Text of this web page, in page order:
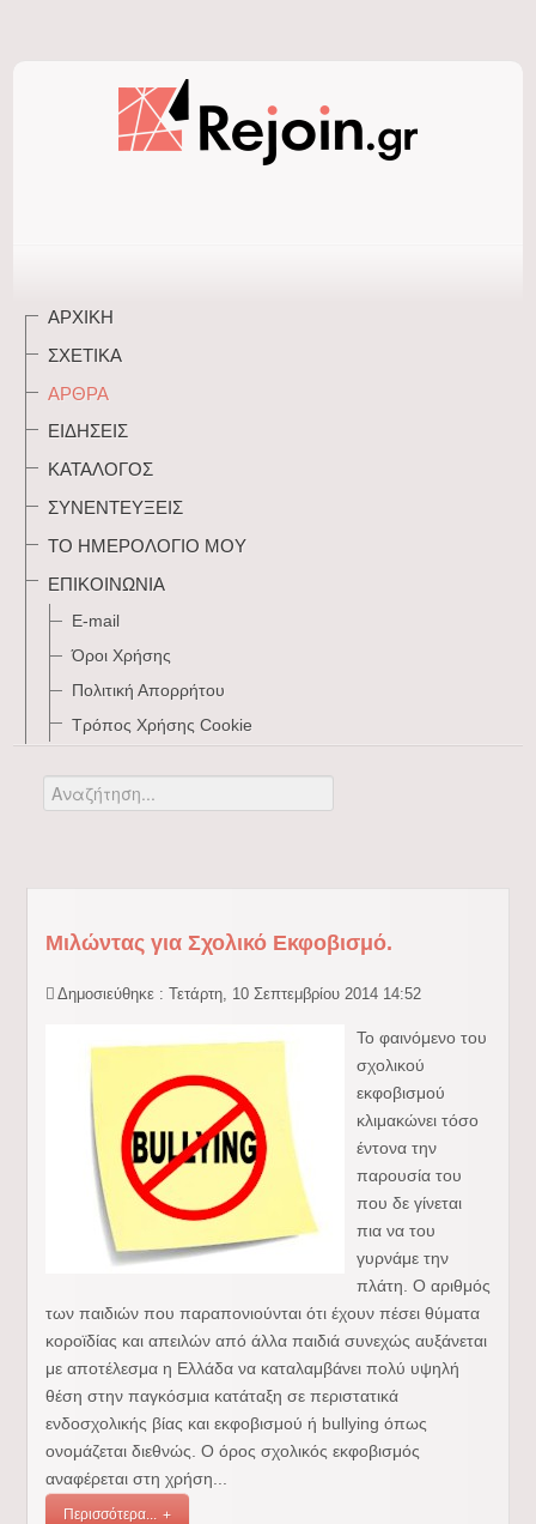
ΑΡΧΙΚΉ
ΣΧΕΤΙΚΆ
ΆΡΘΡΑ
ΕΙΔΉΣΕΙΣ
ΚΑΤΆΛΟΓΟΣ
ΣΥΝΕΝΤΕΎΞΕΙΣ
ΤΟ ΗΜΕΡΟΛΌΓΙΌ ΜΟΥ
ΕΠΙΚΟΙΝΩΝΊΑ
E-mail
Όροι Χρήσης
Πολιτική Απορρήτου
Τρόπος Xρήσης Cookie
Αναζήτηση...
Μιλώντας για Σχολικό Εκφοβισμό.
Δημοσιεύθηκε : Τετάρτη, 10 Σεπτεμβρίου 2014 14:52
Το φαινόμενο του
σχολικού
εκφοβισμού
κλιμακώνει τόσο
έντονα την
παρουσία του
που δε γίνεται
πια να του
γυρνάμε την
πλάτη. Ο αριθμός
των παιδιών που παραπονιούνται ότι έχουν πέσει θύματα
κοροϊδίας και απειλών από άλλα παιδιά συνεχώς αυξάνεται
με αποτέλεσμα η Ελλάδα να καταλαμβάνει πολύ υψηλή
θέση στην παγκόσμια κατάταξη σε περιστατικά
ενδοσχολικής βίας και εκφοβισμού ή bullying όπως
ονομάζεται διεθνώς. Ο όρος σχολικός εκφοβισμός
αναφέρεται στη χρήση...
Περισσότερα...